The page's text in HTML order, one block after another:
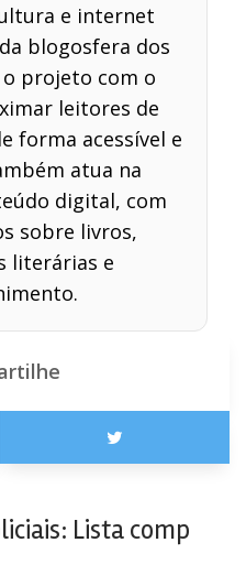
e internet
blogosfera dos
o projeto com o
leitores de
forma acessível e
atua na
digital, com
sobre livros,
literárias e
Lista comp